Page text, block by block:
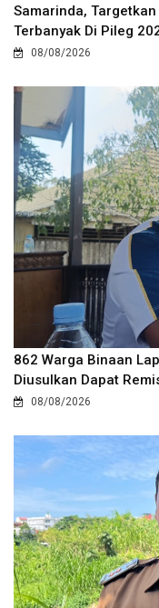
Samarinda, Targetkan
Terbanyak Di Pileg
08/08/2026
862 Warga Binaan
Diusulkan Dapat
08/08/2026